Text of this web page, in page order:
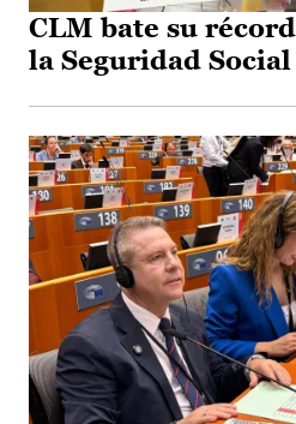
CLM bate su
la Seguridad Social